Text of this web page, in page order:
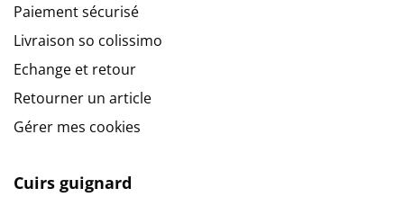
Paiement sécurisé
Livraison so colissimo
Echange et retour
Retourner un article
Gérer mes cookies
Cuirs guignard